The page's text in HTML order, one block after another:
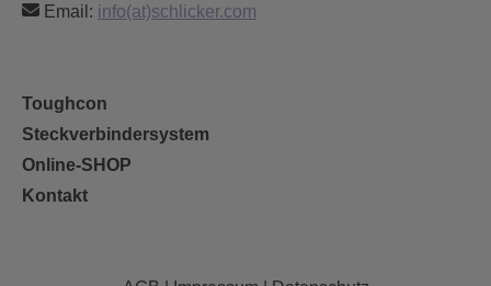
Email: info(at)schlicker.com
Toughcon
Steckverbindersystem
Online-SHOP
Kontakt